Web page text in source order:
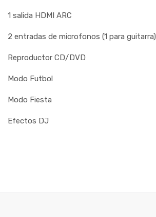
1 salida HDMI ARC
2 entradas de microfonos (1 para guitarra)
Reproductor CD/DVD
Modo Futbol
Modo Fiesta
Efectos DJ